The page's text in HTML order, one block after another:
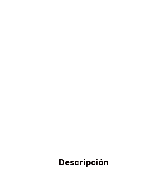
Descripción